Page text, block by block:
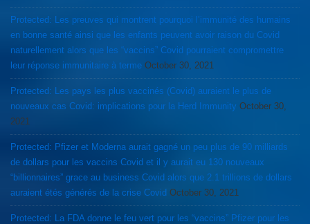
Protected: Les preuves qui montrent pourquoi l’immunité des humains
en bonne santé ainsi que les enfants peuvent avoir raison du Covid
naturellement alors que les “vaccins” Covid pourraient compromettre
leur réponse immunitaire à terme October 30, 2021
Protected: Les pays les plus vaccinés (Covid) auraient le plus de
nouveaux cas Covid: implications pour la Herd Immunity October 30,
2021
Protected: Pfizer et Moderna aurait gagné un peu plus de 90 milliards
de dollars pour les vaccins Covid et il y aurait eu 130 nouveaux
“billionnaires” grace au business Covid alors que 2.1 trillions de dollars
auraient étés générés de la crise Covid October 30, 2021
Protected: La FDA donne le feu vert pour les “vaccins” Pfizer pour les